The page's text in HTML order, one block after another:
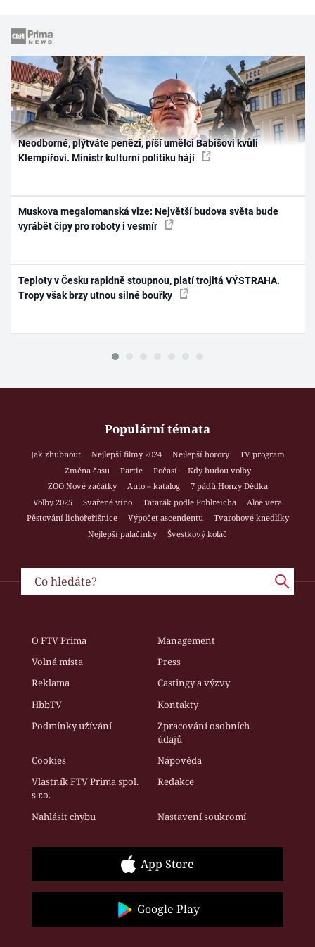
Neodborné, plýtváte penězi, píší umělci Babišovi kvůli
Klempířovi. Ministr kulturní politiku hájí
Muskova megalomanská vize: Největší budova světa bude
vyrábět čipy pro roboty i vesmír
Teploty v Česku rapidně stoupnou, platí trojitá VÝSTRAHA.
Tropy však brzy utnou silné bouřky
Populární témata
Jak zhubnout Nejlepší filmy 2024 Nejlepší horory
TV program
Změna času
Partie Počasí
Kdy budou volby
ZOO Nové začátky
Auto – katalog
7 pádů Honzy Dědka
Volby 2025
Svařené víno Tatarák podle Pohlreicha
Aloe vera
Pěstování lichořeřišnice
Výpočet ascendentu
Tvarohové knedlíky
Nejlepší palačinky
Švestkový koláč
O FTV Prima
Management
Volná místa
Press
Reklama
Castingy a výzvy
HbbTV
Kontakty
Podmínky užívání
Zpracování osobních
údajů
Cookies
Nápověda
Vlastník FTV Prima spol.
s r.o.
Redakce
Nahlásit chybu Nastavení soukromí
App Store
Google Play